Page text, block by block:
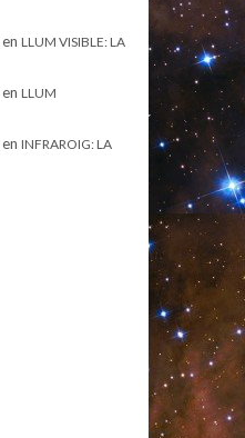
en LLUM VISIBLE: LA
en LLUM
en INFRAROIG: LA